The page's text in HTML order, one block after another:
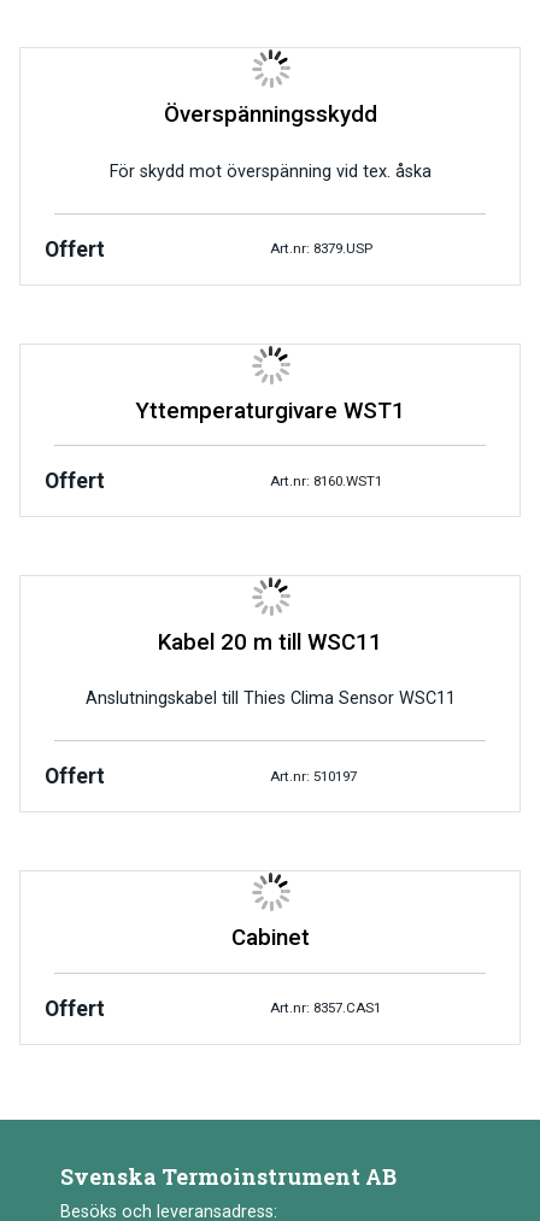
Överspänningsskydd
För skydd mot överspänning vid tex. åska
Offert Art.nr: 8379.USP
Yttemperaturgivare WST1
Offert Art.nr: 8160.WST1
Kabel 20 m till WSC11
Anslutningskabel till Thies Clima Sensor WSC11
Offert Art.nr: 510197
Cabinet
Offert Art.nr: 8357.CAS1
Svenska Termoinstrument AB
Besöks och leveransadress: